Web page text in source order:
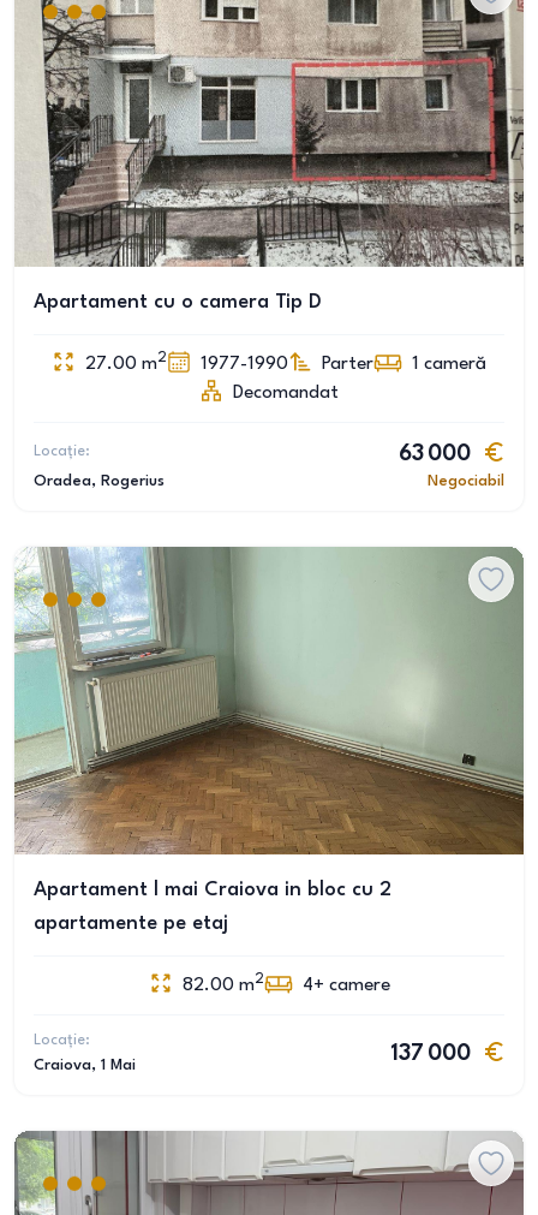
Apartament cu o camera Tip D
27.00 m2 1977-1990 Parter 1 cameră
Decomandat
Locație:
Oradea, Rogerius
63 000
Negociabil
Apartament l mai Craiova in bloc cu 2
apartamente pe etaj
82.00 m2 4+ camere
Locație:
Craiova, 1 Mai
137 000